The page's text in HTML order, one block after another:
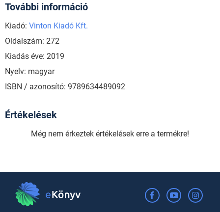
További információ
Kiadó: Vinton Kiadó Kft.
Oldalszám: 272
Kiadás éve: 2019
Nyelv: magyar
ISBN / azonosító: 9789634489092
Értékelések
Még nem érkeztek értékelések erre a termékre!